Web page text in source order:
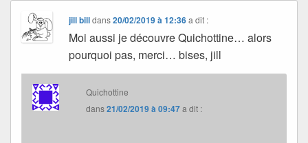
jill billdans20/02/2019 à 12:36 a dit :
Moi aussi je découvre Quichottine… alors
pourquoi pas, merci… bises, jill
Quichottine
dans21/02/2019 à 09:47a dit :